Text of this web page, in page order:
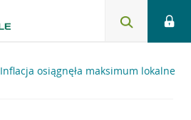
Inflacja osiągnęła maksimum lokalne